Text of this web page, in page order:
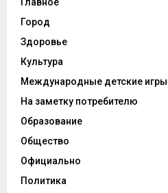
Город
Здоровье
Культура
Международные детские игры
На заметку потребителю
Образование
Общество
Официально
Политика